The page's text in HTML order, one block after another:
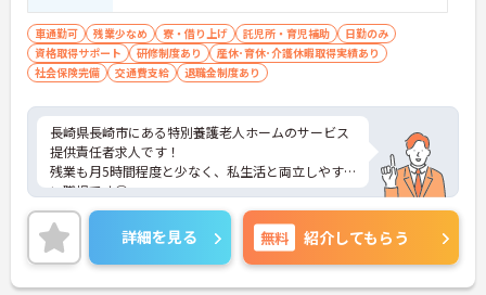
車通勤可 残業少なめ 寮・借り上げ 託児所・育児補助
日勤のみ
資格取得サポート
研修制度あり
産休･育休･介護休暇取得実績あり
社会保険完備
交通費支給 退職金制度あり
長崎県長崎市にある特別養護老人ホームのサービス
提供責任者求人です！
残業も月5時間程度と少なく、私生活と両立しやす
い職場です◎
ご興味ある方には、面接対策ポイントなど、詳細を
お話しいたしますのでお気軽にご相談ください。
詳細を見る 無料 紹介してもらう